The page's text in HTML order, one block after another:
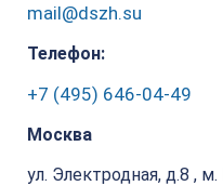
mail@dszh.su
Телефон:
+7 (495) 646-04-49
Москва
ул. Электродная, д.8 ,